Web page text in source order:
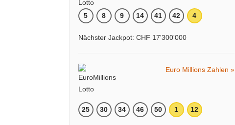
5 8 9 14 41 42 4
Nächster Jackpot: CHF 17'300'000
Euro Millions Zahlen »
25 30 34 46 50 1 12